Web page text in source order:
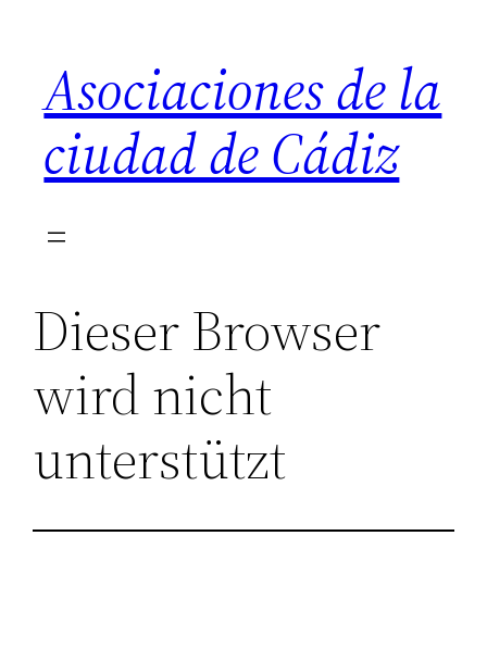
contenido
Asociaciones de la
ciudad de Cádiz
Dieser Browser
wird nicht
unterstützt